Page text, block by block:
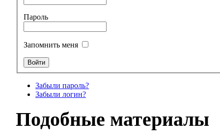
Пароль
Запомнить меня
Забыли пароль?
Забыли логин?
Подобные материалы